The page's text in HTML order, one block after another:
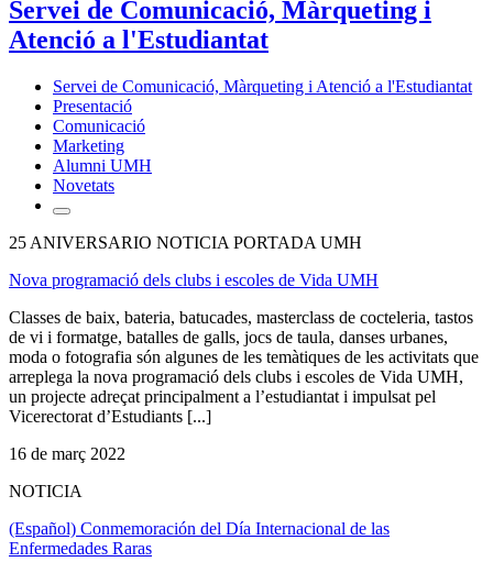
Servei de Comunicació, Màrqueting i
Atenció a l'Estudiantat
Servei de Comunicació, Màrqueting i Atenció a l'Estudiantat
Presentació
Comunicació
Marketing
Alumni UMH
Novetats
25 ANIVERSARIO NOTICIA PORTADA UMH
Nova programació dels clubs i escoles de Vida UMH
Classes de baix, bateria, batucades, masterclass de cocteleria, tastos
de vi i formatge, batalles de galls, jocs de taula, danses urbanes,
moda o fotografia són algunes de les temàtiques de les activitats que
arreplega la nova programació dels clubs i escoles de Vida UMH,
un projecte adreçat principalment a l’estudiantat i impulsat pel
Vicerectorat d’Estudiants [...]
16 de març 2022
NOTICIA
(Español) Conmemoración del Día Internacional de las
Enfermedades Raras